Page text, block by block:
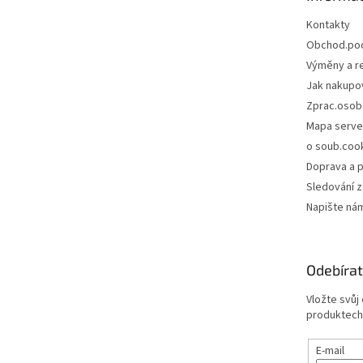
Kontakty
Výměny a
Jak
Mapa
o
Doprava a
Sledování
Napište
Vložte svůj
E-mail